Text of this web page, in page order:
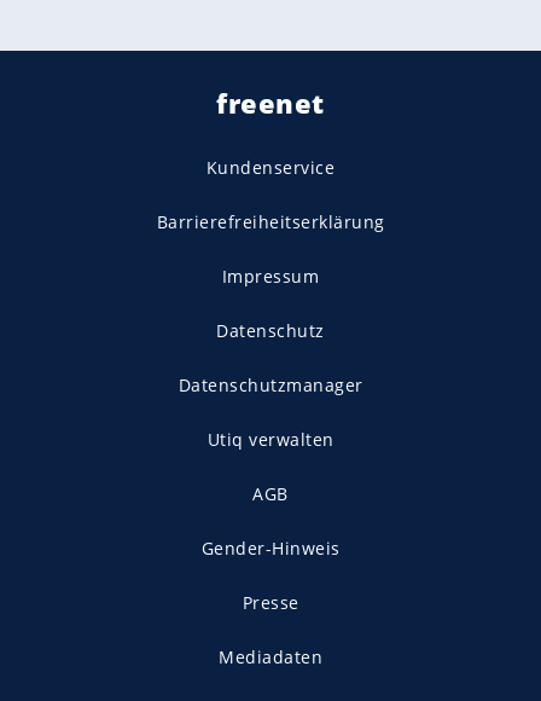
freenet
Kundenservice
Barrierefreiheitserklärung
Impressum
Datenschutz
Datenschutzmanager
Utiq verwalten
AGB
Gender-Hinweis
Presse
Mediadaten